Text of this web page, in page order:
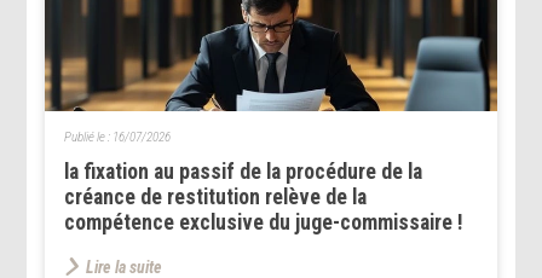
la fixation au passif de la procédure de la
créance de restitution relève de la
compétence exclusive du juge-commissaire !
Publié le : 16/07/2026
Lire la suite